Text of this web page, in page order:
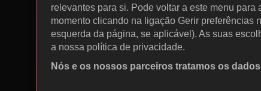
relevantes para si. Pode voltar a este menu
momento clicando na ligação Gerir preferências
esquerda da página, se aplicável). As suas
a nossa política de privacidade.
Nós e os nossos parceiros tratamos os